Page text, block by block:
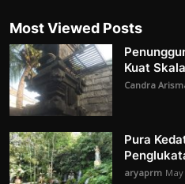
Most Viewed Posts
Kuat
Candra
Pura
aryaprm